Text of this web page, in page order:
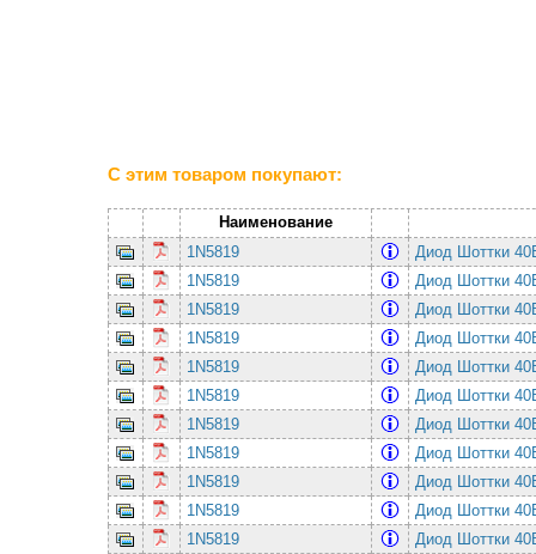
С этим товаром покупают:
Наименование
1N5819
Диод Шоттки
1N5819
Диод Шоттки
1N5819
Диод Шоттки
1N5819
Диод Шоттки
1N5819
Диод Шоттки
1N5819
Диод Шоттки
1N5819
Диод Шоттки
1N5819
Диод Шоттки
1N5819
Диод Шоттки
1N5819
Диод Шоттки
1N5819
Диод Шоттки